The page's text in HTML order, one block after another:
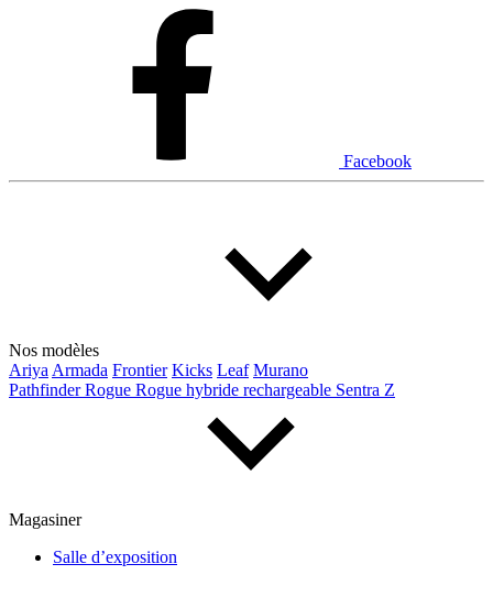
Facebook
Nos modèles
Ariya Armada Frontier Kicks Leaf Murano
PathfinderRogue Rogue hybride rechargeable Sentra Z
Magasiner
Salle d’exposition